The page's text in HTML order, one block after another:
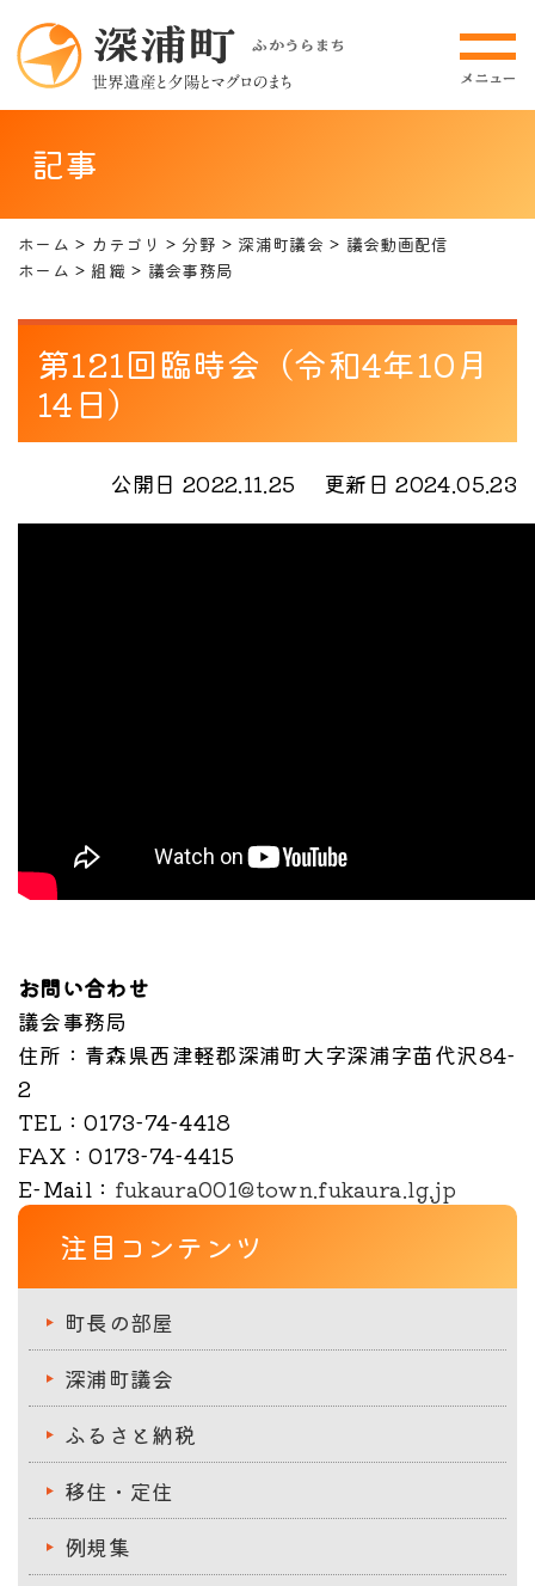
記事
ホーム カテゴリ 分野 深浦町議会
議会動画配信
ホーム
組織 議会事務局
第121回臨時会（令和4年10月
14日）
公開日 2022.11.25 更新日 2024.05.23
お問い合わせ
議会事務局
住所 ：青森県西津軽郡深浦町大字深浦字苗代沢84-
2
TEL ：0173-74-4418
FAX ：0173-74-4415
E-Mail ： fukaura001@town.fukaura.lg.jp
注目コンテンツ
町長の部屋
深浦町議会
ふるさと納税
移住・定住
例規集